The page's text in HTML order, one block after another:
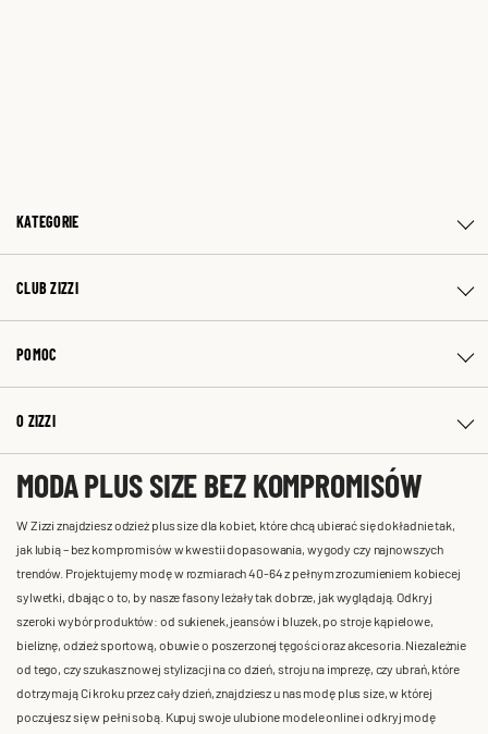
KATEGORIE
CLUB ZIZZI
POMOC
O ZIZZI
MODA PLUS SIZE BEZ KOMPROMISÓW
W Zizzi znajdziesz odzież plus size dla kobiet, które chcą ubierać się dokładnie tak,
jak lubią – bez kompromisów w kwestii dopasowania, wygody czy najnowszych
trendów. Projektujemy modę w rozmiarach 40-64 z pełnym zrozumieniem kobiecej
sylwetki, dbając o to, by nasze fasony leżały tak dobrze, jak wyglądają. Odkryj
szeroki wybór produktów: od sukienek, jeansów i bluzek, po stroje kąpielowe,
bieliznę, odzież sportową, obuwie o poszerzonej tęgości oraz akcesoria. Niezależnie
od tego, czy szukasz nowej stylizacji na co dzień, stroju na imprezę, czy ubrań, które
dotrzymają Ci kroku przez cały dzień, znajdziesz u nas modę plus size, w której
poczujesz się w pełni sobą. Kupuj swoje ulubione modele online i odkryj modę